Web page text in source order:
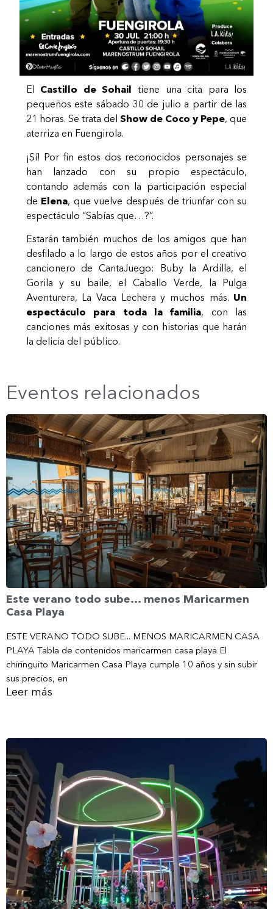
El Castillo de Sohail tiene una cita para los
pequeños este sábado 30 de julio a partir de las
21 horas. Se trata del Show de Coco y Pepe, que
aterriza en Fuengirola.
¡Sí! Por fin estos dos reconocidos personajes se
han lanzado con su propio espectáculo,
contando además con la participación especial
de Elena, que vuelve después de triunfar con su
espectáculo “Sabías que…?”.
Estarán también muchos de los amigos que han
desfilado a lo largo de estos años por el creativo
cancionero de CantaJuego: Buby la Ardilla, el
Gorila y su baile, el Caballo Verde, la Pulga
Aventurera, La Vaca Lechera y muchos más. Un
espectáculo para toda la familia, con las
canciones más exitosas y con historias que harán
la delicia del público.
Eventos relacionados
Este verano todo sube… menos Maricarmen
Casa Playa
ESTE VERANO TODO SUBE... MENOS MARICARMEN CASA
PLAYA Tabla de contenidos maricarmen casa playa El
chiringuito Maricarmen Casa Playa cumple 10 años y sin subir
sus precios, en
Leer más